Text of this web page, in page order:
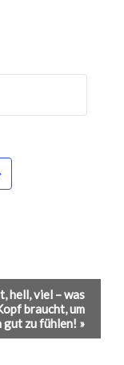
hell, viel – was
braucht, um
gut zu fühlen! »